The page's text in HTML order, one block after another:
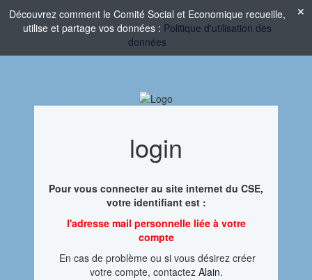
Découvrez comment le Comité Social et Economique recueille,
utilise et partage vos données : Politique d'utilisation des
données
login
Pour vous connecter au site internet du CSE,
votre identifiant est :
l'adresse mail personnelle liée à votre
compte
En cas de problème ou si vous désirez créer
votre compte, contactez Alain.